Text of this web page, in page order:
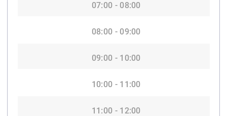
07:00 - 08:00
08:00 - 09:00
09:00 - 10:00
10:00 - 11:00
11:00 - 12:00